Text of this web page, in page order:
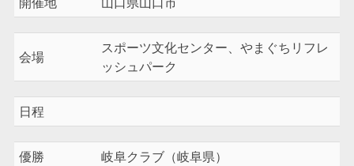
会場
スポーツ文化センター、やまぐちリフレ
ッシュパーク
日程
優勝 岐阜クラブ（岐阜県）